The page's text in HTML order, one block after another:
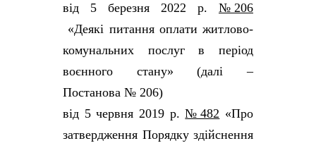
від 5 березня 2022 р. № 206
«Деякі питання оплати житлово-
комунальних послуг в період
воєнного стану» (далі –
Постанова № 206)
від 5 червня 2019 р.№ 482 «Про
затвердження Порядку здійснення